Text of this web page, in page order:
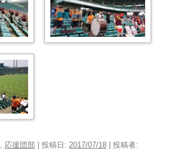
応援団部 | 投稿日: 2017/07/18 | 投稿者: